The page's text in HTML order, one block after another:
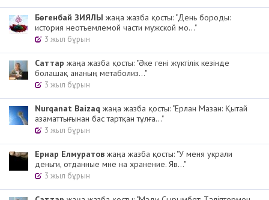
Бөгенбай ЗИЯЛЫ жаңа жазба қосты: "День бороды:
история неотъемлемой части мужской мо..."
3 жыл бұрын
Cаттар жаңа жазба қосты: "Әке гені жүктілік кезінде
болашақ ананың метаболиз..."
3 жыл бұрын
Nurqanat Baizaq жаңа жазба қосты: "Ерлан Мазан: Қытай
азаматтығынан бас тартқан тұлға..."
3 жыл бұрын
Ернар Елмуратов жаңа жазба қосты: "У меня украли
деньги, отданные мне на хранение. Яв..."
3 жыл бұрын